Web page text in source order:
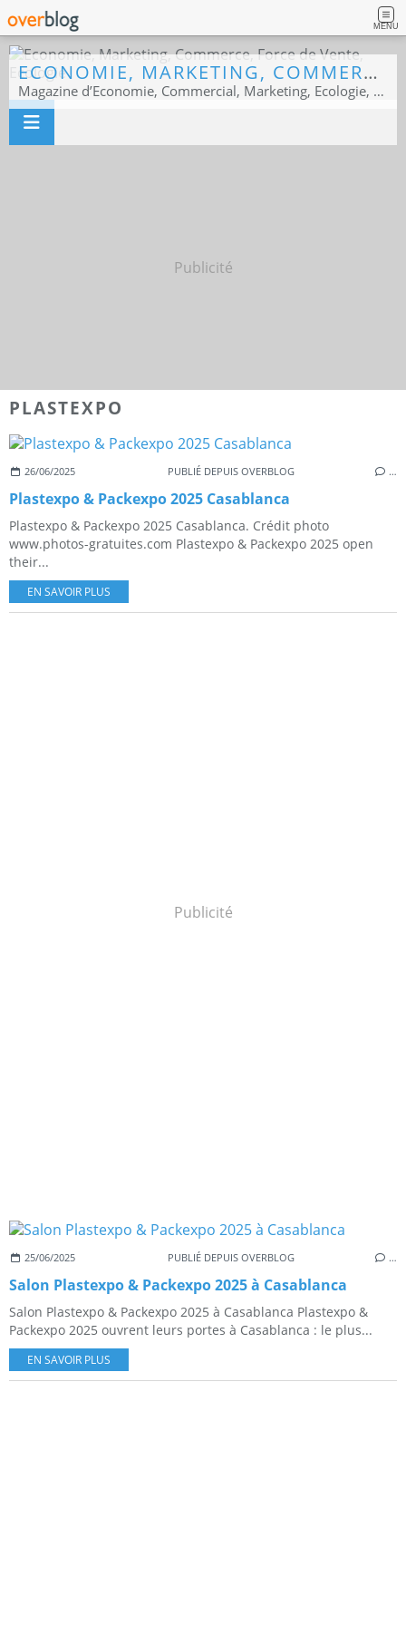
MENU
ECONOMIE, MARKETING, COMMERCE, FORCE DE VENTE, ECOLOGIE
Magazine d’Economie, Commercial, Marketing, Ecologie, Sport business
Publicité
PLASTEXPO
26/06/2025 PUBLIÉ DEPUIS OVERBLOG …
Plastexpo & Packexpo 2025 Casablanca
Plastexpo & Packexpo 2025 Casablanca. Crédit photo
www.photos-gratuites.com Plastexpo & Packexpo 2025 open
their...
EN SAVOIR PLUS
Publicité
25/06/2025 PUBLIÉ DEPUIS OVERBLOG …
Salon Plastexpo & Packexpo 2025 à Casablanca
Salon Plastexpo & Packexpo 2025 à Casablanca Plastexpo &
Packexpo 2025 ouvrent leurs portes à Casablanca : le plus...
EN SAVOIR PLUS